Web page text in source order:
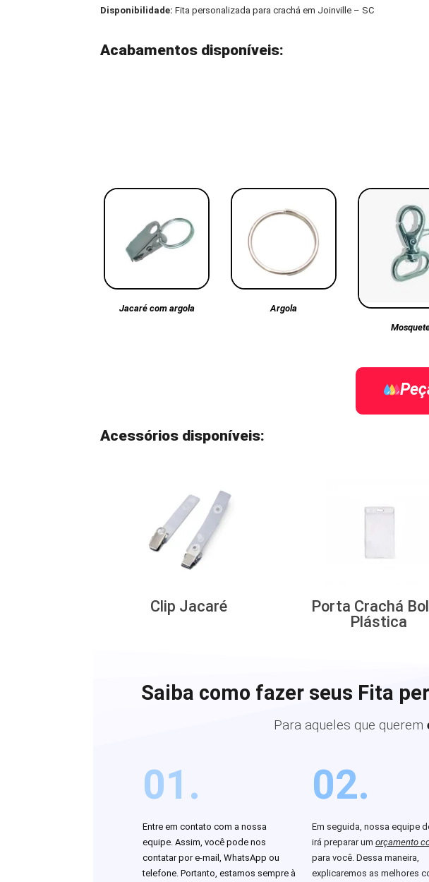
Disponibilidade:Fita personalizada para crachá em Joinville – SC
Acabamentos disponíveis:
Jacaré com argola
Argola
Acessórios disponíveis:
Clip Jacaré
Porta Crachá
Plástica
Saiba como fazer seus Fita
Para aqueles que querem
01.
Entre em contato com a nossa
equipe. Assim, você pode nos
contatar por e-mail, WhatsApp ou
telefone. Portanto, estamos sempre à
02.
Em seguida, nossa equipe
irá preparar um orçamento
para você. Dessa maneira,
explicaremos as melhores